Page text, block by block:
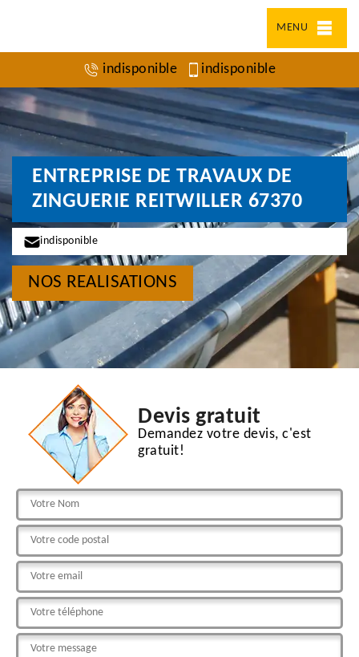
MENU
indisponible indisponible
ENTREPRISE DE TRAVAUX DE
ZINGUERIE REITWILLER 67370
indisponible
NOS REALISATIONS
Devis gratuit
Demandez votre devis, c'est
gratuit!